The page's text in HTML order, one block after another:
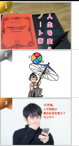
1
2
3